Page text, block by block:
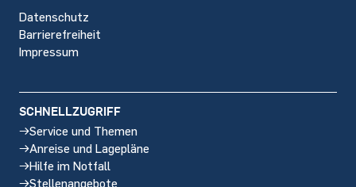
Datenschutz
Barrierefreiheit
Impressum
SCHNELLZUGRIFF
Service und Themen
Anreise und Lagepläne
Hilfe im Notfall
Stellenangebote